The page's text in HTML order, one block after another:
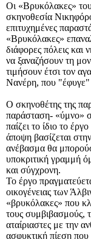
Οι «Βρυκόλακες»
σκηνοθεσία
επιτυχημένες
«Βρυκόλακες»
διάφορες πόλεις και
να ξαναζήσουν τη
τιμήσουν έτσι τον
Νανέρη, που
Ο σκηνοθέτης της
παράσταση- «ύμνο»
παίζει το ίδιο το
άποψη βασίζεται
ανέβασμα θα
υποκριτική γραμμή
και σύγχρονη.
Το έργο
οικογένειας των
«βρυκόλακες» που
τους συμβιβασμούς,
αταίριαστες με την
ασφυκτική πίεση